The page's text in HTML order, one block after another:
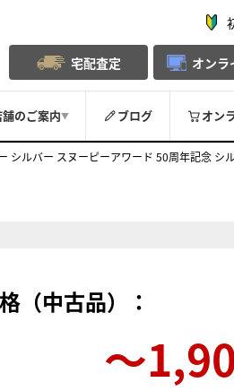
宅配査定 オンラ
舗のご案内▼ ブログ オン
シルバー スヌーピーアワード 50周年記念
（中古品）：
〜